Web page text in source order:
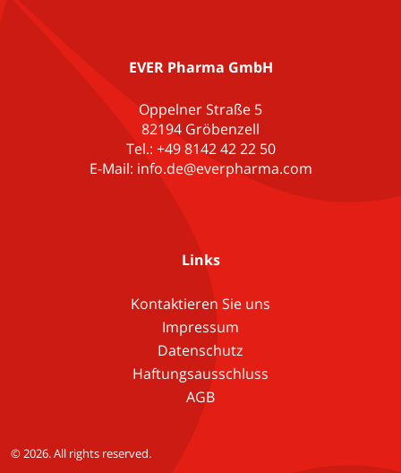
EVER Pharma GmbH
Oppelner Straße 5
82194 Gröbenzell
Tel.: +49 8142 42 22 50
E-Mail: info.de@everpharma.com
Links
Kontaktieren Sie uns
Impressum
Datenschutz
Haftungsausschluss
AGB
© 2026. All rights reserved.